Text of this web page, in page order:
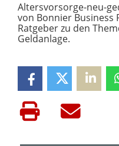
Altersvorsorge-neu-
von Bonnier Business
Ratgeber zu den
Geldanlage.